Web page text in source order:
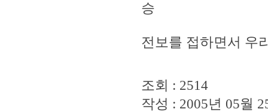
승
전보를 접하면서 우
조회 : 2514
작성 : 2005년 05월